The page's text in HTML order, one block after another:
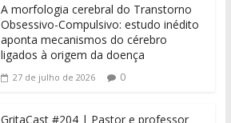
A morfologia cerebral do Transtorno
Obsessivo-Compulsivo: estudo inédito
aponta mecanismos do cérebro
ligados à origem da doença
27 de julho de 2026 0
GritaCast #204 | Pastor e professor